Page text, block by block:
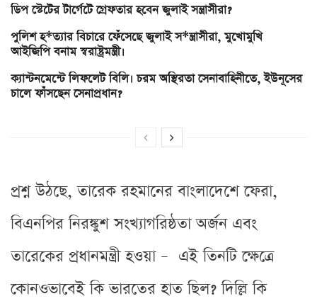
ডিপ স্টেটের টার্গেটে গ্রেফতার হবেন জুলাই সন্ত্রাসীরা?
পুলিশ হ*ত্যার বিচারে ফেঁসেছে জুলাই স*ন্ত্রাসীরা, মুখোমুখি
আইজিপি বনাম স্বরাষ্ট্রমন্ত্রী।
ক্যান্টনমেন্টে লিফলেট বিলি। চরম অস্থিরতা সেনাবাহিনীতে, ইউনূসের
চালে ফাঁসছেন সেনাপ্রধান?
প্রশ্ন উঠছে, তারেক রহমানের বাংলাদেশে ফেরা,
বিএনপির নিরঙ্কুশ সংখ্যাগরিষ্ঠতা অর্জন এবং
তারেকের প্রধানমন্ত্রী হওয়া – এই তিনটি ক্ষেত্রে
কোনওভাবেই কি ভারতের হাত ছিল? দিল্লি কি